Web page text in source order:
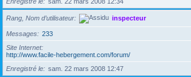
Rang, Nom d’utilisateur inspecteur
Messages
233
Site Internet
http://www.facile-hebergement.com/forum/
Enregistré le
sam. 22 mars 2008 12:47